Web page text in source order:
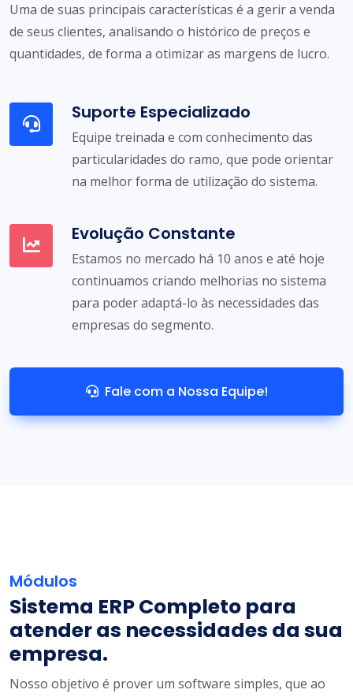
Uma de suas principais características é a gerir a venda
de seus clientes, analisando o histórico de preços e
quantidades, de forma a otimizar as margens de lucro.
Suporte Especializado
Equipe treinada e com conhecimento das
particularidades do ramo, que pode orientar
na melhor forma de utilização do sistema.
Evolução Constante
Estamos no mercado há 10 anos e até hoje
continuamos criando melhorias no sistema
para poder adaptá-lo às necessidades das
empresas do segmento.
Fale com a Nossa Equipe!
Módulos
Sistema ERP Completo para
atender as necessidades da sua
empresa.
Nosso objetivo é prover um software simples, que ao